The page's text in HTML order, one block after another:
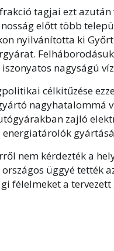
tagjai ezt
előtt több
nyilvánította ki
nagyságú
célkitűzése
nagyhatalommá
zajló
energiatárolók
nem kérdezték a
üggyé tették
félelmeket a